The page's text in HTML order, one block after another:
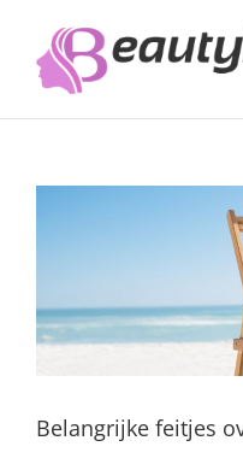
inhoud
Belangrijke feitjes